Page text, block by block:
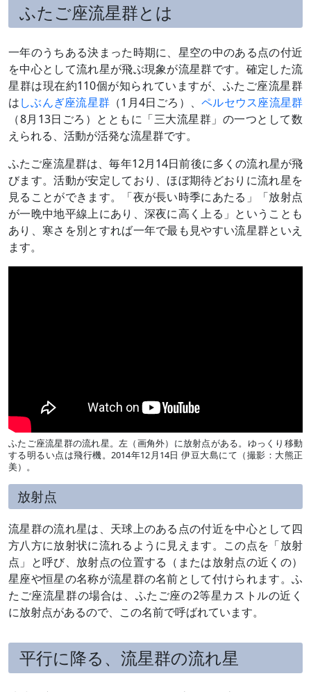
ふたご座流星群とは
一年のうちある決まった時期に、星空の中のある点の付近
を中心として流れ星が飛ぶ現象が流星群です。確定した流
星群は現在約110個が知られていますが、ふたご座流星群
はしぶんぎ座流星群 （1月4日ごろ）、ペルセウス座流星群
（8月13日ごろ）とともに「三大流星群」の一つとして数
えられる、活動が活発な流星群です。
ふたご座流星群は、毎年12月14日前後に多くの流れ星が飛
びます。活動が安定しており、ほぼ期待どおりに流れ星を
見ることができます。「夜が長い時季にあたる」「放射点
が一晩中地平線上にあり、深夜に高く上る」ということも
あり、寒さを別とすれば一年で最も見やすい流星群といえ
ます。
ふたご座流星群の流れ星。左（画角外）に放射点がある。ゆっくり移動
する明るい点は飛行機。2014年12月14日 伊豆大島にて（撮影：大熊正
美）。
放射点
流星群の流れ星は、天球上のある点の付近を中心として四
方八方に放射状に流れるように見えます。この点を「放射
点」と呼び、放射点の位置する（または放射点の近くの）
星座や恒星の名称が流星群の名前として付けられます。ふ
たご座流星群の場合は、ふたご座の2等星カストルの近く
に放射点があるので、この名前で呼ばれています。
平行に降る、流星群の流れ星